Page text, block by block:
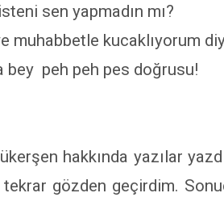
sen yapmadın mı?
muhabbetle kucaklıyorum
peh peh pes doğrusu!
hakkında yazılar
gözden geçirdim.